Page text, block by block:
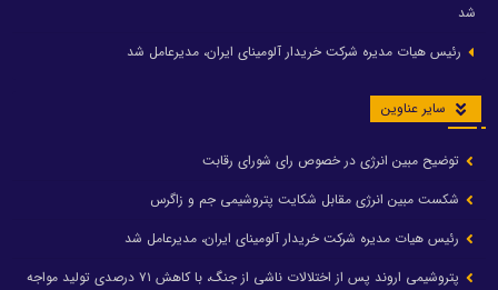
شد
رئیس هیات مدیره شرکت خریدار آلومینای ایران، مدیرعامل شد
سایر عناوین
توضیح مبین انرژی در خصوص رای شورای رقابت
شکست مبین انرژی مقابل شکایت پتروشیمی جم و زاگرس
رئیس هیات مدیره شرکت خریدار آلومینای ایران، مدیرعامل شد
پتروشیمی اروند پس از اختلالات ناشی از جنگ، با کاهش ۷۱ درصدی تولید مواجه